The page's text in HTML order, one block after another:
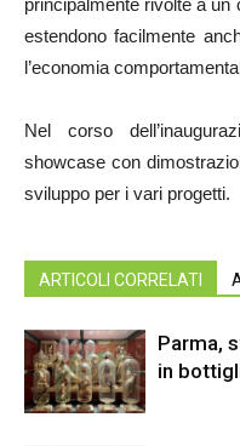
principalmente rivolte a un
estendono facilmente
l’economia
Nel corso
showcase con
sviluppo per i vari progetti.
ARTICOLI CORRELATI
Parma,
in